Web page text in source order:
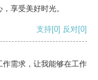
享受美好时光。
支持[0] 反对[0]
需求，让我能够在工作